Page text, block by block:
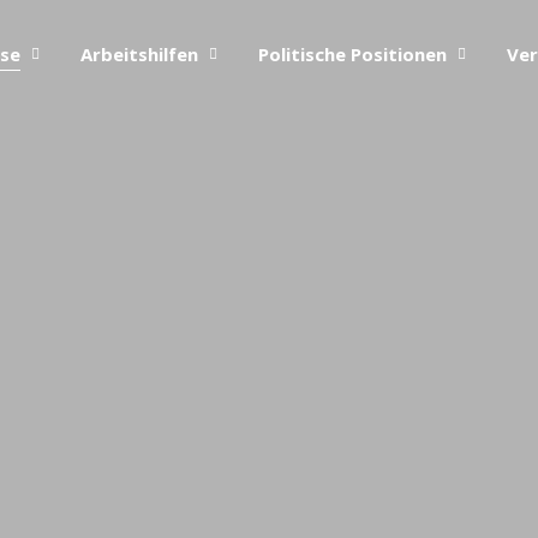
Arbeitshilfen Politische Positionen